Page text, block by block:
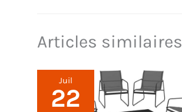
Articles similaires
Juil
22